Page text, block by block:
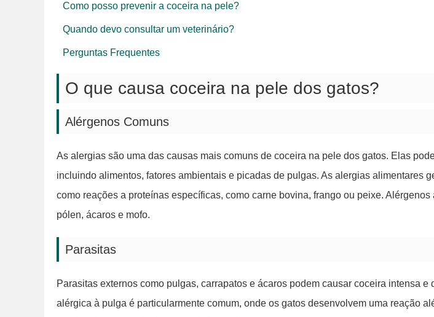
Como posso prevenir a coceira na pele?
Quando devo consultar um veterinário?
Perguntas Frequentes
O que causa coceira na pele dos gatos?
Alérgenos Comuns
As alergias são uma das causas mais comuns de coceira na pele dos gatos. Elas
incluindo alimentos, fatores ambientais e picadas de pulgas. As alergias alimentares
como reações a proteínas específicas, como carne bovina, frango ou peixe.
pólen, ácaros e mofo.
Parasitas
Parasitas externos como pulgas, carrapatos e ácaros podem causar coceira intensa e
alérgica à pulga é particularmente comum, onde os gatos desenvolvem uma reação